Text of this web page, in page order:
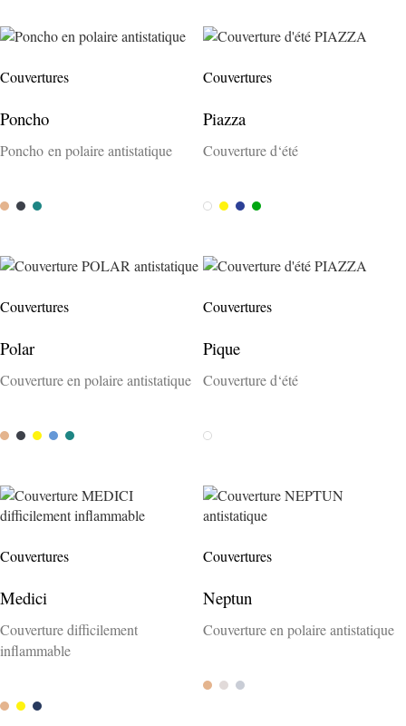
Couvertures
Poncho
Poncho en polaire antistatique
CamelAnthrazit
Petrol
Couvertures
Piazza
Couverture d‘été
Weiss
Gelb
BlauGrün
Couvertures
Polar
Couverture en polaire antistatique
CamelAnthrazit
GelbCapriPetrol
Couvertures
Pique
Couverture d‘été
Weiss
Couvertures
Medici
Couverture difficilement
inflammable
Camel
GelbAtlantik
Couvertures
Neptun
Couverture en polaire antistatique
Camel
NaturSilber